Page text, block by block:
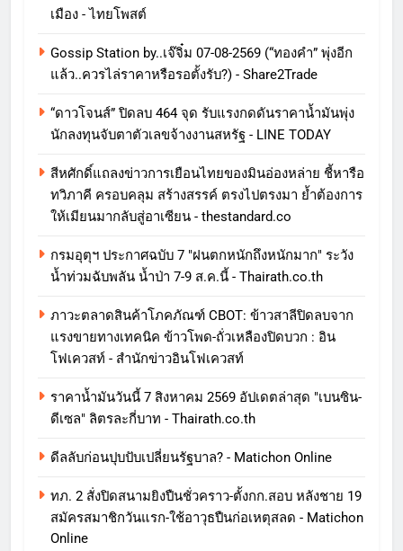
เมือง - ไทยโพสต์
Gossip Station by..เจ๊จิ๋ม 07-08-2569 (“ทองคำ” พุ่งอีก
แล้ว..ควรไล่ราคาหรือรอตั้งรับ?) - Share2Trade
“ดาวโจนส์” ปิดลบ 464 จุด รับแรงกดดันราคาน้ำมันพุ่ง
นักลงทุนจับตาตัวเลขจ้างงานสหรัฐ - LINE TODAY
สีหศักดิ์แถลงข่าวการเยือนไทยของมินอ่องหล่าย ชี้หารือ
ทวิภาคี ครอบคลุม สร้างสรรค์ ตรงไปตรงมา ย้ำต้องการ
ให้เมียนมากลับสู่อาเซียน - thestandard.co
กรมอุตุฯ ประกาศฉบับ 7 "ฝนตกหนักถึงหนักมาก" ระวัง
น้ำท่วมฉับพลัน น้ำป่า 7-9 ส.ค.นี้ - Thairath.co.th
ภาวะตลาดสินค้าโภคภัณฑ์ CBOT: ข้าวสาลีปิดลบจาก
แรงขายทางเทคนิค ข้าวโพด-ถั่วเหลืองปิดบวก : อิน
โฟเควสท์ - สำนักข่าวอินโฟเควสท์
ราคาน้ำมันวันนี้ 7 สิงหาคม 2569 อัปเดตล่าสุด "เบนซิน-
ดีเซล" ลิตรละกี่บาท - Thairath.co.th
ดีลลับก่อนปุบปับเปลี่ยนรัฐบาล? - Matichon Online
ทภ. 2 สั่งปิดสนามยิงปืนชั่วคราว-ตั้งกก.สอบ หลังชาย 19
สมัครสมาชิกวันแรก-ใช้อาวุธปืนก่อเหตุสลด - Matichon
Online